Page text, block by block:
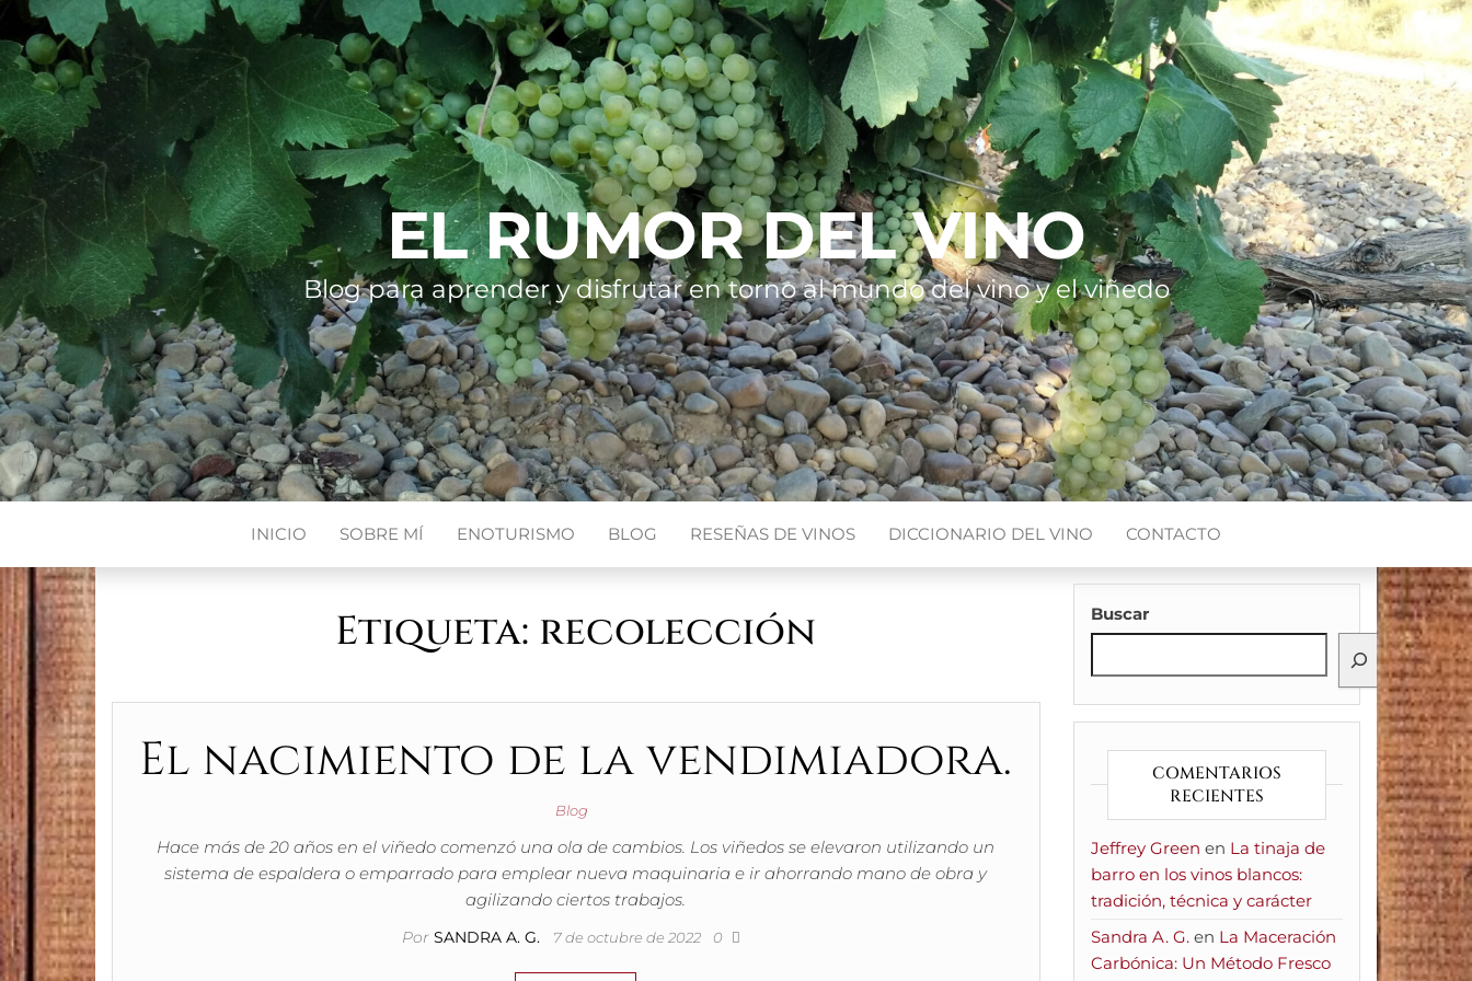
EL RUMOR DEL VINO
Blog para aprender y disfrutar en torno al mundo del vino y el viñedo
INICIO SOBRE MÍ ENOTURISMO BLOG RESEÑAS DE VINOS DICCIONARIO DEL VINO CONTACTO
Etiqueta: recolección
El nacimiento de la vendimiadora.
Blog
Hace más de 20 años en el viñedo comenzó una ola de cambios. Los viñedos se elevaron utilizando un
sistema de espaldera o emparrado para emplear nueva maquinaria e ir ahorrando mano de obra y
agilizando ciertos trabajos.
Por SANDRA A. G. 7 de octubre de 2022 0
Buscar
COMENTARIOS
RECIENTES
Jeffrey Green en La tinaja de
barro en los vinos blancos:
tradición, técnica y carácter
Sandra A. G.en La Maceración
Carbónica: Un Método Fresco